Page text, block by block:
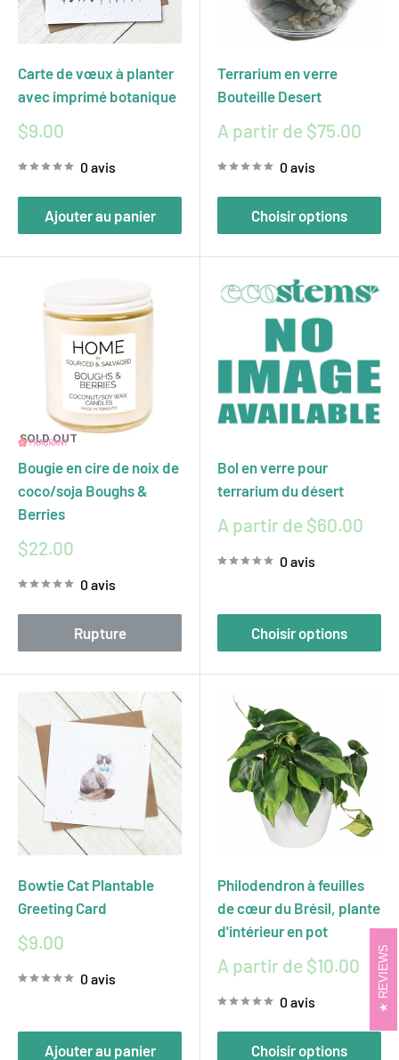
REVIEWS
Carte de vœux à planter
avec imprimé botanique
Prix
$9.00
0 avis
Ajouter au panier
Terrarium en verre
Bouteille Desert
Prix
réduit
A partir de $75.00
0 avis
Choisir options
SOLD OUT
Bougie en cire de noix de
coco/soja Boughs &
Berries
Prix
$22.00
0 avis
Rupture
Bol en verre pour
terrarium du désert
Prix
réduit
A partir de $60.00
0 avis
Choisir options
Bowtie Cat Plantable
Greeting Card
Prix
$9.00
0 avis
Ajouter au panier
Philodendron à feuilles
de cœur du Brésil, plante
d'intérieur en pot
Prix
réduit
A partir de $10.00
0 avis
Choisir options